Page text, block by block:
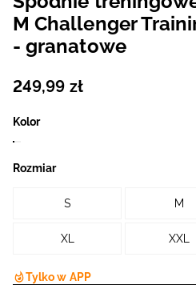
M Challenger
- granatowe
249,99 zł
Kolor
Rozmiar
S M
XL XXL
Tylko w APP